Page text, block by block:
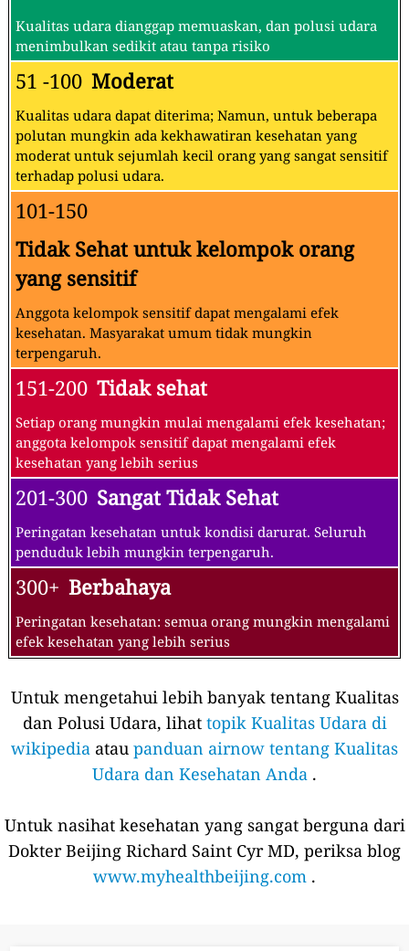
Kualitas udara dianggap memuaskan, dan polusi udara
menimbulkan sedikit atau tanpa risiko
51 -100 Moderat
Kualitas udara dapat diterima; Namun, untuk beberapa
polutan mungkin ada kekhawatiran kesehatan yang
moderat untuk sejumlah kecil orang yang sangat sensitif
terhadap polusi udara.
101-150
Tidak Sehat untuk kelompok orang
yang sensitif
Anggota kelompok sensitif dapat mengalami efek
kesehatan. Masyarakat umum tidak mungkin
terpengaruh.
151-200 Tidak sehat
Setiap orang mungkin mulai mengalami efek kesehatan;
anggota kelompok sensitif dapat mengalami efek
kesehatan yang lebih serius
201-300 Sangat Tidak Sehat
Peringatan kesehatan untuk kondisi darurat. Seluruh
penduduk lebih mungkin terpengaruh.
300+ Berbahaya
Peringatan kesehatan: semua orang mungkin mengalami
efek kesehatan yang lebih serius
Untuk mengetahui lebih banyak tentang Kualitas
dan Polusi Udara, lihat topik Kualitas Udara di
wikipedia atau panduan airnow tentang Kualitas
Udara dan Kesehatan Anda .
Untuk nasihat kesehatan yang sangat berguna dari
Dokter Beijing Richard Saint Cyr MD, periksa blog
www.myhealthbeijing.com .